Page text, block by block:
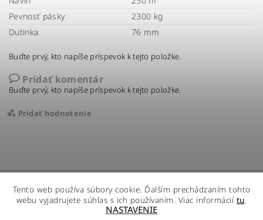
Pevnosť pásky
2300 kg
Dutinka
76 mm
Buďte prvý, kto napíše príspevok k tejto položke.
Pridať komentár
Buďte prvý, kto napíše príspevok k tejto položke.
Pridať hodnotenie
Tento web používa súbory cookie. Ďalším prechádzaním tohto
webu vyjadrujete súhlas s ich používaním. Viac informácií tu.
NASTAVENIE